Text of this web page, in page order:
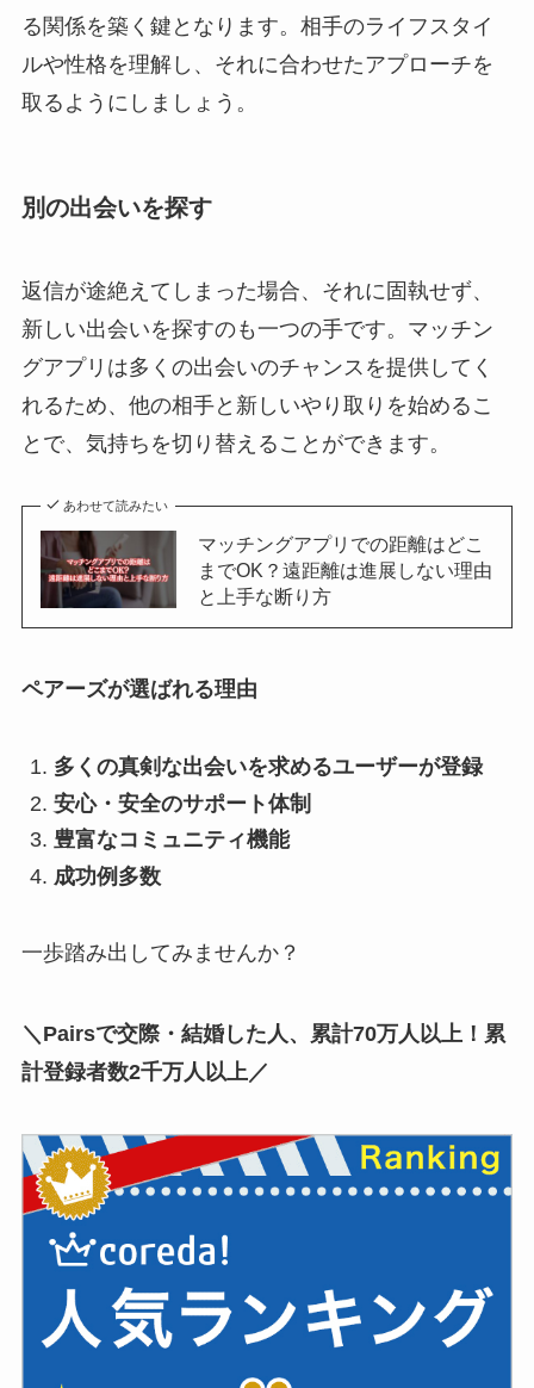
る関係を築く鍵となります。相手のライフスタイ
ルや性格を理解し、それに合わせたアプローチを
取るようにしましょう。
別の出会いを探す
返信が途絶えてしまった場合、それに固執せず、
新しい出会いを探すのも一つの手です。マッチン
グアプリは多くの出会いのチャンスを提供してく
れるため、他の相手と新しいやり取りを始めるこ
とで、気持ちを切り替えることができます。
あわせて読みたい
マッチングアプリでの距離はどこ
までOK？遠距離は進展しない理由
と上手な断り方
ペアーズが選ばれる理由
多くの真剣な出会いを求めるユーザーが登録
安心・安全のサポート体制
豊富なコミュニティ機能
成功例多数
一歩踏み出してみませんか？
＼Pairsで交際・結婚した人、累計70万人以上！累
計登録者数2千万人以上／